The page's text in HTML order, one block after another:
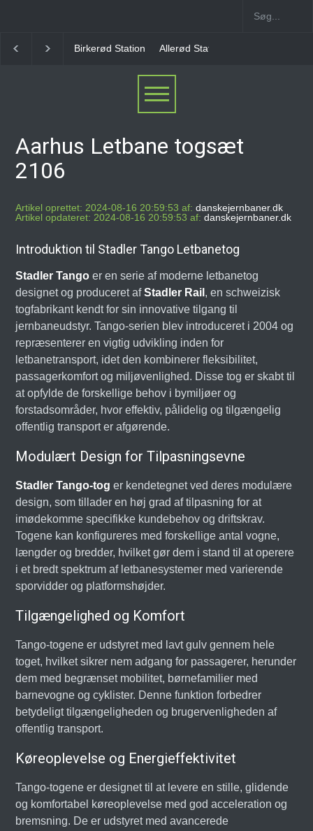
Birkerød Station Allerød Station
Aarhus Letbane togsæt
2106
Artikel oprettet: 2024-08-16 20:59:53 af: danskejernbaner.dk
Artikel opdateret: 2024-08-16 20:59:53 af: danskejernbaner.dk
Introduktion til Stadler Tango Letbanetog
Stadler Tango er en serie af moderne letbanetog
designet og produceret afStadler Rail , en schweizisk
togfabrikant kendt for sin innovative tilgang til
jernbaneudstyr. Tango-serien blev introduceret i 2004 og
repræsenterer en vigtig udvikling inden for
letbanetransport, idet den kombinerer fleksibilitet,
passagerkomfort og miljøvenlighed. Disse tog er skabt til
at opfylde de forskellige behov i bymiljøer og
forstadsområder, hvor effektiv, pålidelig og tilgængelig
offentlig transport er afgørende.
Modulært Design for Tilpasningsevne
Stadler Tango-tog er kendetegnet ved deres modulære
design, som tillader en høj grad af tilpasning for at
imødekomme specifikke kundebehov og driftskrav.
Togene kan konfigureres med forskellige antal vogne,
længder og bredder, hvilket gør dem i stand til at operere
i et bredt spektrum af letbanesystemer med varierende
sporvidder og platformshøjder.
Tilgængelighed og Komfort
Tango-togene er udstyret med lavt gulv gennem hele
toget, hvilket sikrer nem adgang for passagerer, herunder
dem med begrænset mobilitet, børnefamilier med
barnevogne og cyklister. Denne funktion forbedrer
betydeligt tilgængeligheden og brugervenligheden af
offentlig transport.
Køreoplevelse og Energieffektivitet
Tango-togene er designet til at levere en stille, glidende
og komfortabel køreoplevelse med god acceleration og
bremsning. De er udstyret med avancerede